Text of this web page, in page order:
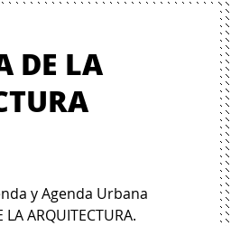
DE LA
y Agenda Urbana
ARQUITECTURA.